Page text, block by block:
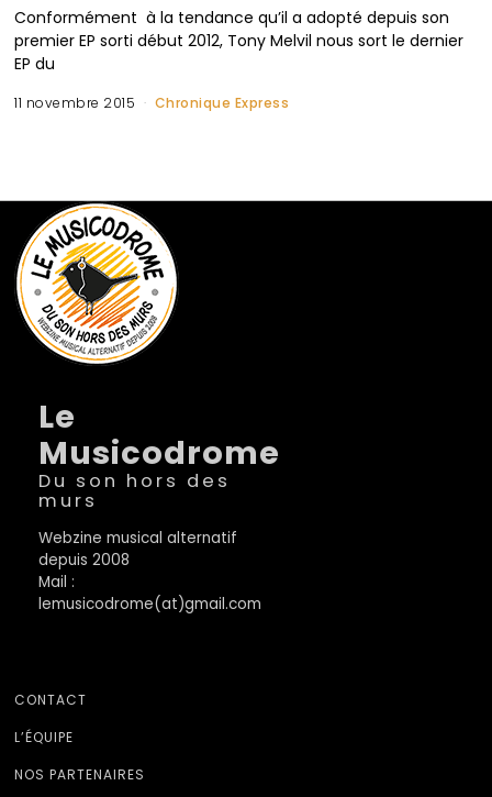
Conformément à la tendance qu’il a adopté depuis son
premier EP sorti début 2012, Tony Melvil nous sort le dernier
EP du
11 novembre 2015 Chronique Express
Le
Musicodrome
Du son hors des
murs
Webzine musical alternatif
depuis 2008
Mail :
lemusicodrome(at)gmail.com
CONTACT
L’ÉQUIPE
NOS PARTENAIRES